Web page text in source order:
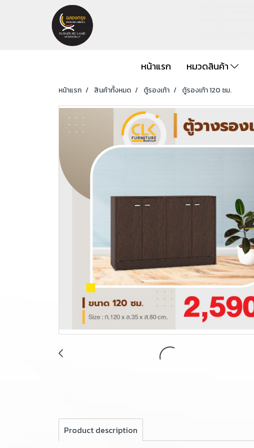
หน้าแรก หมวดสินค้า
หน้าแรก สินค้าทั้งหมด ตู้รองเท้า ตู้รองเท้า 120 ซม.
Product description